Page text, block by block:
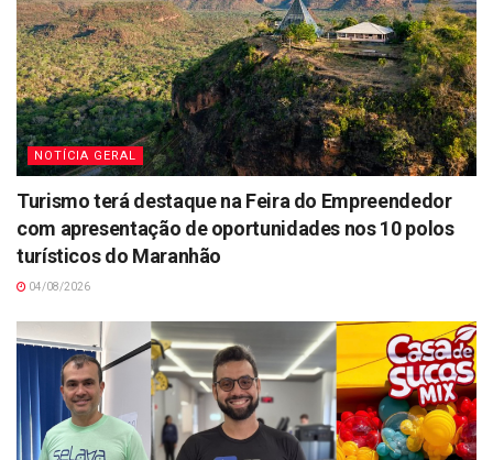
NOTÍCIA GERAL
Turismo terá destaque na Feira do Empreendedor
com apresentação de oportunidades nos 10 polos
turísticos do Maranhão
04/08/2026